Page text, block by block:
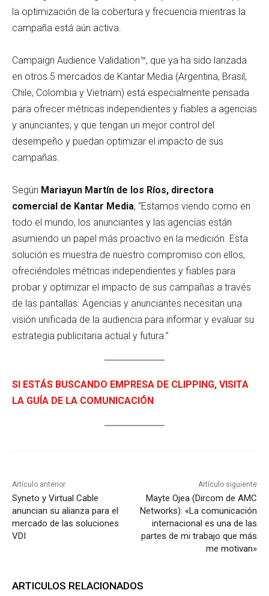
la optimización de la cobertura y frecuencia mientras la
campaña está aún activa.
Campaign Audience Validation™, que ya ha sido lanzada
en otros 5 mercados de Kantar Media (Argentina, Brasil,
Chile, Colombia y Vietnam) está especialmente pensada
para ofrecer métricas independientes y fiables a agencias
y anunciantes, y que tengan un mejor control del
desempeño y puedan optimizar el impacto de sus
campañas.
Según Mariayun Martín de los Ríos, directora
comercial de Kantar Media, “Estamos viendo como en
todo el mundo, los anunciantes y las agencias están
asumiendo un papel más proactivo en la medición. Esta
solución es muestra de nuestro compromiso con ellos,
ofreciéndoles métricas independientes y fiables para
probar y optimizar el impacto de sus campañas a través
de las pantallas. Agencias y anunciantes necesitan una
visión unificada de la audiencia para informar y evaluar su
estrategia publicitaria actual y futura.”
SI ESTÁS BUSCANDO EMPRESA DE CLIPPING, VISITA
LA GUÍA DE LA CO MUNICACIÓN
Artículo anterior
Syneto y Virtual Cable
anuncian su alianza para el
mercado de las soluciones
VDI
Artículo siguiente
Mayte Ojea (Dircom de AMC
Networks): «La comunicación
internacional es una de las
partes de mi trabajo que más
me motivan»
ARTICULOS RELACIONADOS